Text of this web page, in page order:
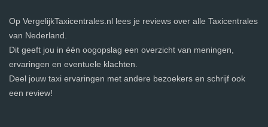
Op VergelijkTaxicentrales.nl lees je reviews over alle Taxicentrales
van Nederland.
Dit geeft jou in één oogopslag een overzicht van meningen,
ervaringen en eventuele klachten.
Deel jouw taxi ervaringen met andere bezoekers en schrijf ook
een review!